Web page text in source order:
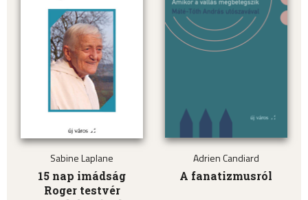
Sabine Laplane
15 nap imádság
Roger testvér
Adrien Candiard
A fanatizmusról